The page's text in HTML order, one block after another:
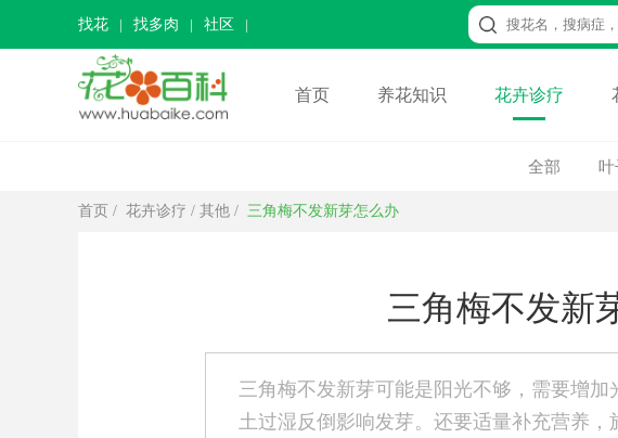
找花 找多肉 社区
首页 养花知识 花卉诊疗
全部
首页 / 花卉诊疗 / 其他 / 三角梅不发新芽怎么办
三角梅不发新
三角梅不发新芽可能是阳光不够，需要增
土过湿反倒影响发芽。还要适量补充营养